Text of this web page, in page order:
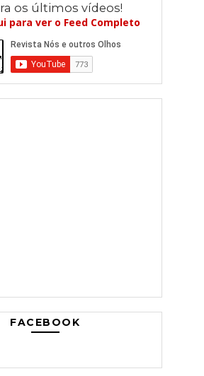
os últimos vídeos!
para ver o Feed Completo
FACEBOOK